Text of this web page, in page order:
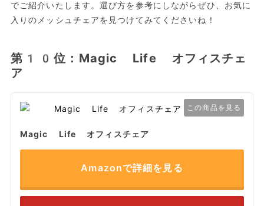
でご紹介いたします。選び方を参考にしながらぜひ、お気に
入りのメッシュチェアを見つけてみてくださいね！
第10位：Magic Life オフィスチェ
ア
この商品を見る
Magic Life オフィスチェア
Amazonで詳細を見る